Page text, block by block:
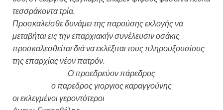
τεσσράκοντα τρία.
Προσκαλείσθε δυνάμει της παρούσης εκλογής να
μεταβήται εις την επαρχιακήν συνέλευσιν οσάκις
προσκαλεσθείται διά να εκλέξιται τους πληρουξουσίους
της επαρχίας νέον πατρόν.
Ο προεδρεύον πάρεδρος
ο παρεδρος γιοργιος καραγγούνης
οι εκλεγμένοι γεροντότεροι